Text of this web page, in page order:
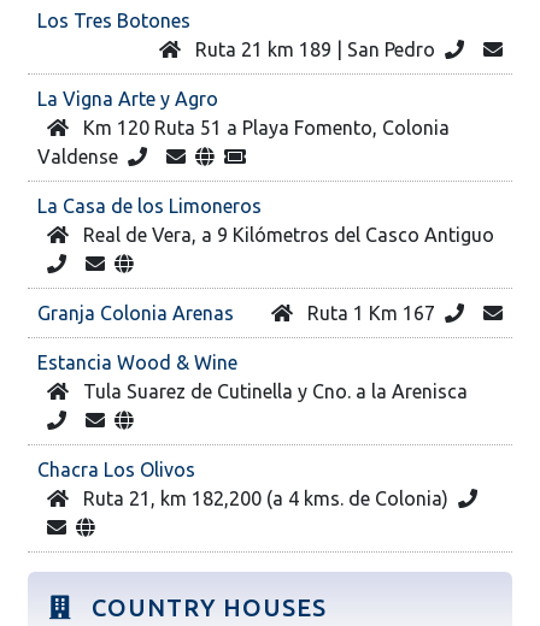
Los Tres Botones
Ruta 21 km 189 | San Pedro
La Vigna Arte y Agro
Km 120 Ruta 51 a Playa Fomento, Colonia
Valdense
La Casa de los Limoneros
Real de Vera, a 9 Kilómetros del Casco Antiguo
Granja Colonia Arenas Ruta 1 Km 167
Estancia Wood & Wine
Tula Suarez de Cutinella y Cno. a la Arenisca
Chacra Los Olivos
Ruta 21, km 182,200 (a 4 kms. de Colonia)
COUNTRY HOUSES